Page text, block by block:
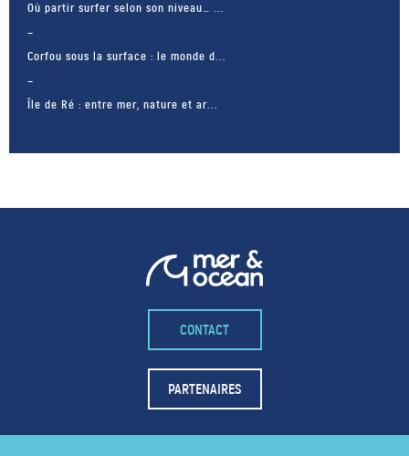
Où partir surfer selon son niveau… ...
Corfou sous la surface : le monde d...
Île de Ré : entre mer, nature et ar...
– FACEBOOK –
POUR LIKER
TA MER
CONTACT
PARTENAIRES